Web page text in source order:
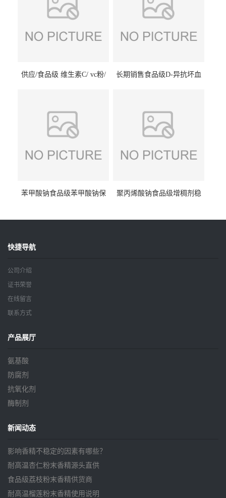
供应/食品级 维生素C/ vc粉/
长期销售食品级D-异抗坏血
苯甲酸钠食品级苯甲酸钠保
聚丙烯酸钠食品级增稠剂稳
快捷导航
公司介绍
证书荣誉
在线留言
联系方式
产品展厅
氨基酸
防腐剂
抗氧化剂
酶制剂
新闻动态
影响香精不稳定的因素有哪些？
耐高温杏仁粉末香精源头直供
食品级荔枝粉末香精供货商
耐高温榴莲粉末香精使用说明